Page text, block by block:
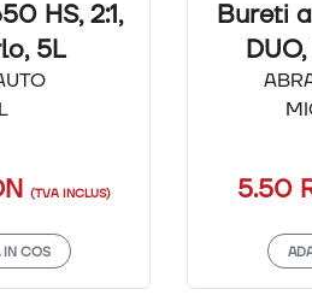
HS, 2:1,
5L
(TVA INCLUS)
IN COS
Bureti
5.50